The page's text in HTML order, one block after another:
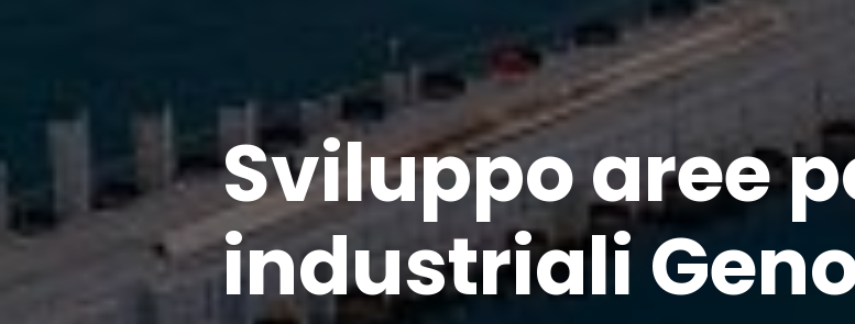
Sviluppo aree
industriali